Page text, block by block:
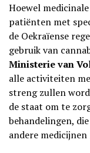
Hoewel
patiënten met
de Oekraïense
gebruik van
Ministerie van
alle activiteiten
streng zullen
de staat om te
behandelingen,
andere